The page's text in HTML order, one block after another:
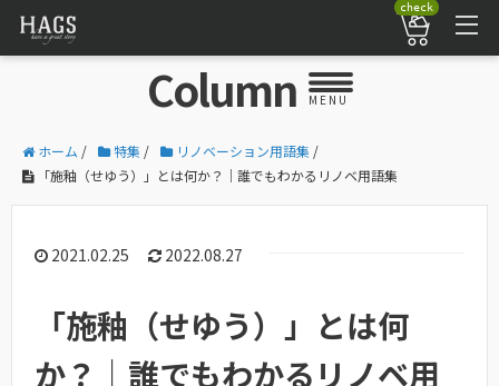
check
Column MENU
ホーム / 特集 / リノベーション用語集 /
「施釉（せゆう）」とは何か？｜誰でもわかるリノベ用語集
2021.02.25 2022.08.27
「施釉（せゆう）」とは何
か？｜誰でもわかるリノベ用